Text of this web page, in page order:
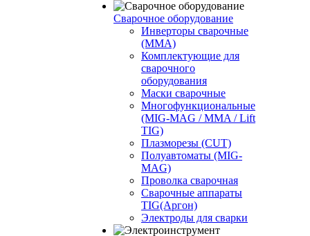
Сварочное оборудование
Инверторы сварочные
(ММА)
Комплектующие для
сварочного
оборудования
Маски сварочные
Многофункциональные
(MIG-MAG / MMA / Lift
TIG)
Плазморезы (CUT)
Полуавтоматы (МIG-
MAG)
Проволка сварочная
Сварочные аппараты
TIG(Аргон)
Электроды для сварки